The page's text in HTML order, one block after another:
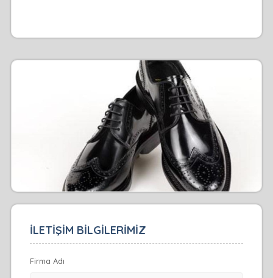
İLETİŞİM BİLGİLERİMİZ
Firma Adı